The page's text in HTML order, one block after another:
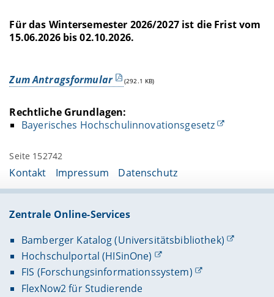
Für das Wintersemester 2026/2027 ist die Frist vom
15.06.2026 bis 02.10.2026.
Zum Antragsformular (292.1 KB)
Rechtliche Grundlagen:
Bayerisches Hochschulinnovationsgesetz
Seite 152742
Kontakt Impressum Datenschutz
Zentrale Online-Services
Bamberger Katalog (Universitätsbibliothek)
Hochschulportal (HISinOne)
FIS (Forschungsinformationssystem)
FlexNow2 für Studierende